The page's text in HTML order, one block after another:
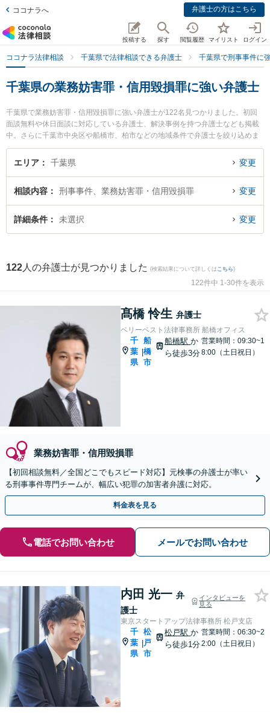
ココナラへ 弁護士の方はこちら
投稿する 探す 閲覧履歴 マイリスト ログイン
ココナラ法律相談 千葉県で法律相談できる弁護士 千葉県で刑事事件に
千葉県の業務妨害罪・信用毀損罪に強い弁護士
千葉県で業務妨害罪・信用毀損罪に強い弁護士が122名見つかりました。初回
面談無料や休日面談に対応している弁護士、解決事例を持つ弁護士なども掲載
中。さらに千葉市中央区や船橋市、柏市などの地域条件で弁護士を絞り込めま
す。刑事事件に関係する加害者側や少年事件、再犯・前科あり等の細かな分野
での絞り込み検索もでき便利です。特にベリーベスト法律事務所 船橋オフィス
報や弁護士費用、強みなどが注目されています。『千葉県で土日や夜間に発生
した業務妨害罪・信用毀損罪のトラブルを今すぐに弁護士に相談したい』『業
務妨害罪・信用毀損罪のトラブル解決の実績豊富な近くの弁護士を検索した
エリア 千葉県 変更
相談内容 刑事事件、業務妨害罪・信用毀損罪 変更
詳細条件 未選択 変更
122 人の弁護士が見つかりました (検索結果について詳しくは こちら)
122件中 1-30件を表示
髙橋 怜生 弁護士
ベリーベスト法律事務所 船橋オフィス
千
葉
県
|
船
橋
市
船橋駅か
ら徒歩3分
営業時間：09:30~1
8:00（土日祝日）
業務妨害罪・信用毀損罪
【初回相談無料／全国どこでもスピード対応】元検事の弁護士が率い
る刑事事件専門チームが、幅広い犯罪の加害者弁護に対応。
料金表を見る
電話でお問い合わせ メールでお問い合わせ
内田 光一 弁
護士
インタビューを
見る
東京スタートアップ法律事務所 松戸支店
千
葉
県
|
松
戸
市
松戸駅か
ら徒歩1分
営業時間：06:30~2
2:00（土日祝日）